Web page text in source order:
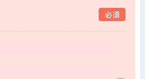
必須